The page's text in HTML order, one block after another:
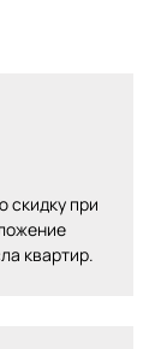
скидку при
квартир.